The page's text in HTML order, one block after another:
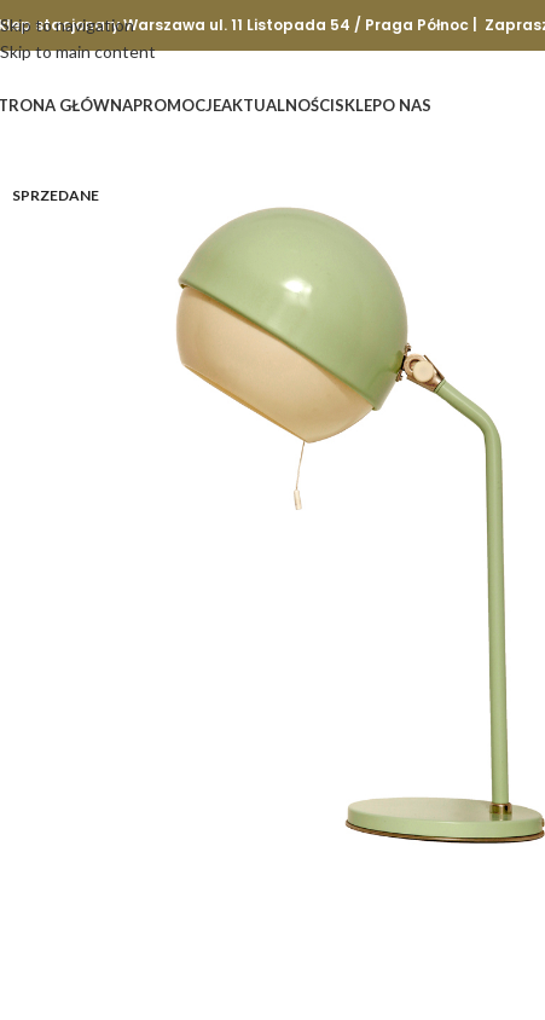
Skip to navigation
Skip to main content
stacjonary Warszawa ul. 11 Listopada 54 / Praga Północ |
GŁÓWNAPROMOCJEAKTUALNOŚCISKLEPO NAS
SPRZEDANE